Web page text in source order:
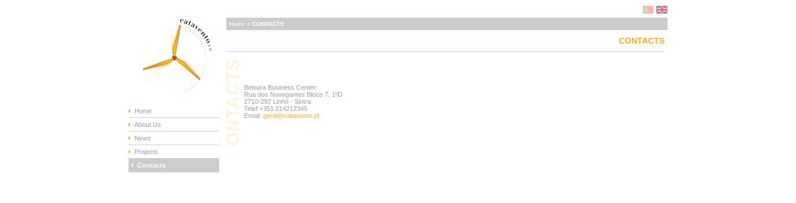
Home
About Us
News
Projects
Contacts
Home » CONTACTS
CONTACTS
Beloura Business Center:
Rua dos Navegantes Bloco 7, 1ºD
2710-297 Linhó - Sintra
Telef:+351 214212345
Email: geral@catavento.pt